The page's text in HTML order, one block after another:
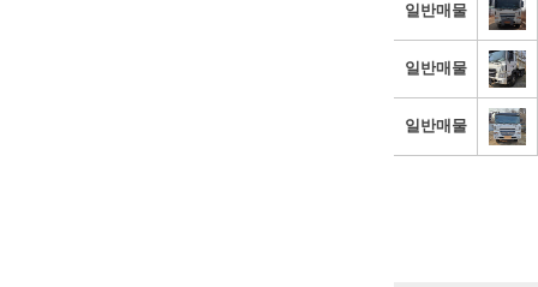
일반매물
일반매물
일반매물